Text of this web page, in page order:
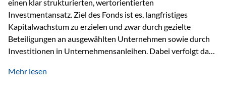
einen klar strukturierten, wertorientierten
Investmentansatz. Ziel des Fonds ist es, langfristiges
Kapitalwachstum zu erzielen und zwar durch gezielte
Beteiligungen an ausgewählten Unternehmen sowie durch
Investitionen in Unternehmensanleihen. Dabei verfolgt das
Marktbewegungen stehen im Fokus, sondern die
Mehr lesen